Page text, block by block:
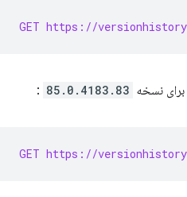
GET https://
نسخه 85.0.4183.83
:
GET https://